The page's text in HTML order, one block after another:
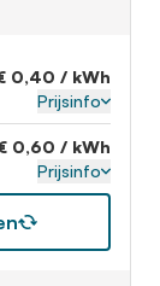
0,40 / kWh
Prijsinfo
0,60 / kWh
Prijsinfo